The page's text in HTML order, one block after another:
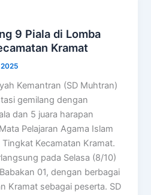
9 Piala di Lomba
Kramat
Kemantran (SD Muhtran)
gemilang dengan
dan 5 juara harapan
Pelajaran Agama Islam
Kecamatan Kramat.
pada Selasa (8/10)
01, dengan berbagai
Kramat sebagai peserta. SD